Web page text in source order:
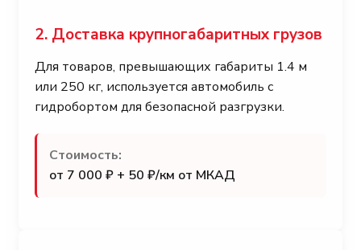
2. Доставка крупногабаритных грузов
Для товаров, превышающих габариты 1.4 м
или 250 кг, используется автомобиль с
гидробортом для безопасной разгрузки.
Стоимость:
от 7 000 ₽ + 50 ₽/км от МКАД